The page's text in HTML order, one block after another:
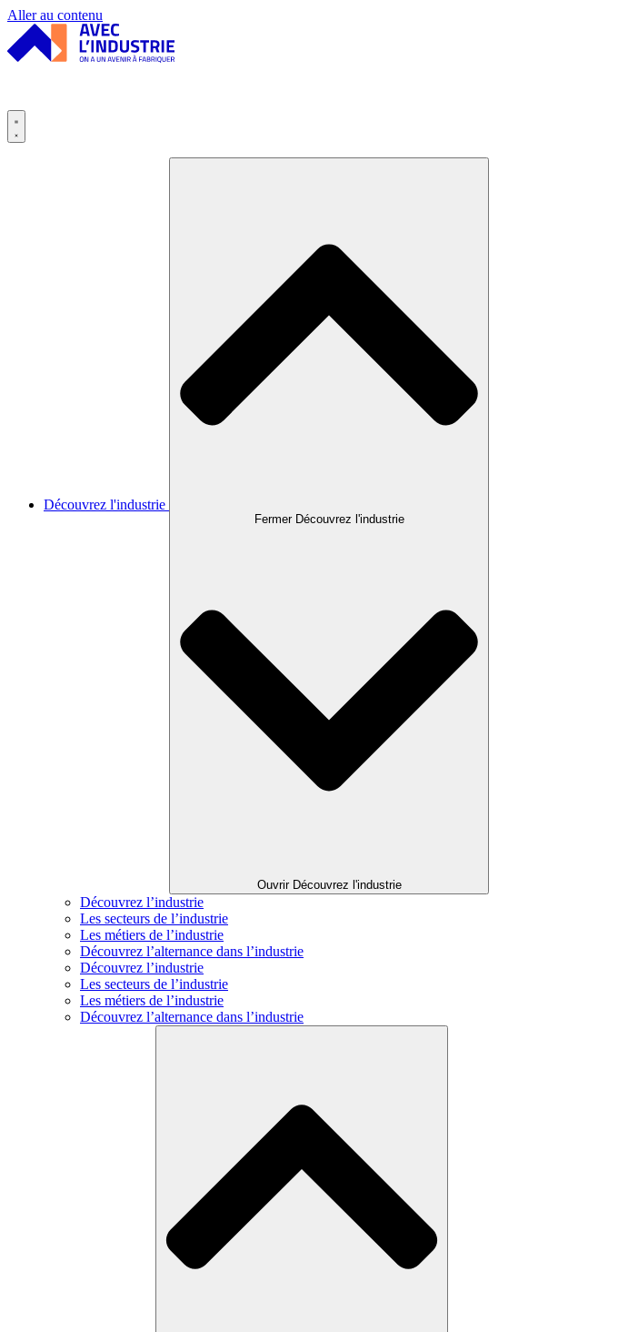
Panneau de gestion des cookies
Aller au contenu
Découvrez l'industrie
Fermer Découvrez l'industrie
Ouvrir Découvrez l'industrie
Découvrez l’industrie
Les secteurs de l’industrie
Les métiers de l’industrie
Découvrez l’alternance dans l’industrie
Découvrez l’industrie
Les secteurs de l’industrie
Les métiers de l’industrie
Découvrez l’alternance dans l’industrie